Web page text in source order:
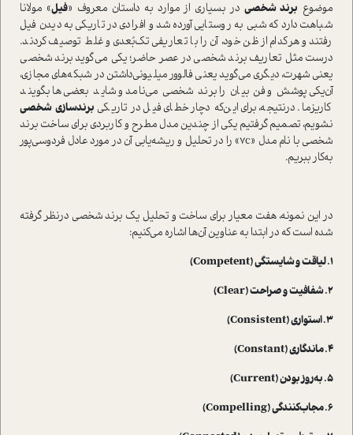
موضوع برند شخصیدر بسیاری از موارد به دا‌ستان معروف «فیل» مولانا
شباهت دارد که شبی به روستایی آورده شد و افرادی در تاریکی به دیدن فیل
رفتند و هرکدام از ظن خود، آن را با تعاریفی تک‌بُعدی و غلط توصیف کردند.
درست مثل تعاریف برند شخصی در عصر حاضر؛ یکی می‌گوید برند شخصی
یعنی شهرت، د‌یگری می‌گوید یعنی فالوور میلیونی‌داشتن در شبکه‌های مجازی،
آن‌یکی پوشش و فن بیان را برند شخصی می‌نامد و شاید بعضی‌ها بگویند
کاریزما. در‌نتیجه، برای این‌که دچار خطای فیل در تاریکی برندسازی شخصی
نشویم، تصمیم گرفتیم یکی از چندین مدل‌ مطرح و کاربردی برای ساخت برند
شخصی با نام مدل «7c» را در تحلیل و ریشه‌یابی آن در مورد عادل فردوسی‌پور
به‌کار ببریم.
در این نمونه، هفت معیار برای ساخت و تحلیل یک برند شخصی در‌نظر گرفته
شده ا‌ست که در ابتدا به عناوین آ‌ن‌ها اشاره می‌کنیم:
1. لیاقت و شایستگی (Competent)
2. شفافیت و صراحت (Clear)
3. ا‌ستواری (Consistent)
4. ماندگاری (Constant)
5. به‌روز بودن (Current)
6. مجاب‌کنندگی (Compelling)